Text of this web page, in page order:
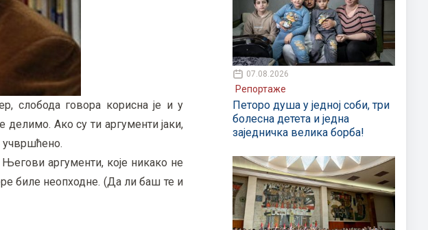
слобода говора корисна је и у
Ако су ти аргументи јаки,
аргументи, које никако не
биле неопходне. (Да ли баш те и
07.08.2026
Репортаже
Петоро душа у једној соби, три
болесна детета и једна
заједничка велика борба!